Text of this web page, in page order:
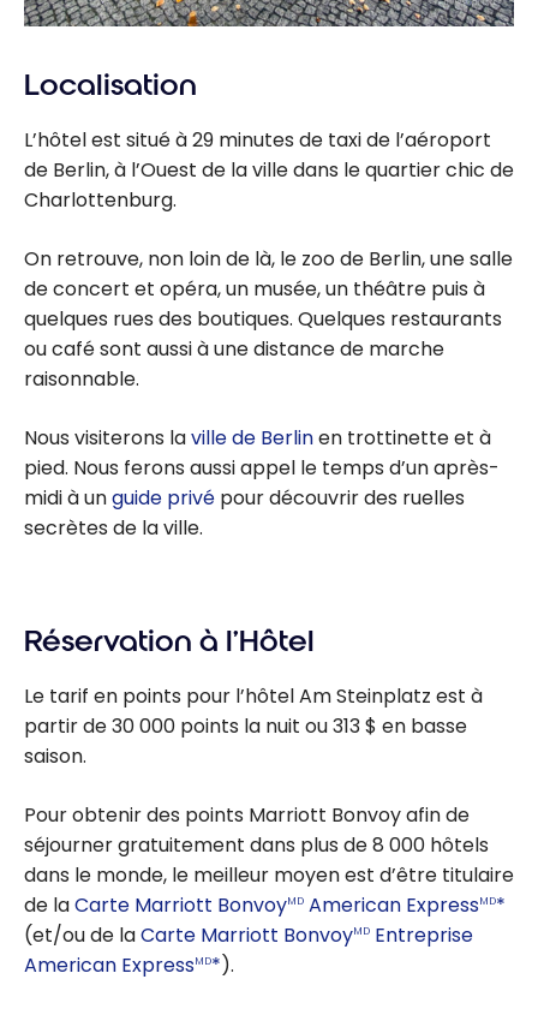
Localisation
L’hôtel est situé à 29 minutes de taxi de l’aéroport
de Berlin, à l’Ouest de la ville dans le quartier chic de
Charlottenburg.
On retrouve, non loin de là, le zoo de Berlin, une salle
de concert et opéra, un musée, un théâtre puis à
quelques rues des boutiques. Quelques restaurants
ou café sont aussi à une distance de marche
raisonnable.
Nous visiterons laville de Berlinen trottinette et à
pied. Nous ferons aussi appel le temps d’un après-
midi à unguide privé pour découvrir des ruelles
secrètes de la ville.
Réservation à l’Hôtel
Le tarif en points pour l’hôtel Am Steinplatz est à
partir de 30 000 points la nuit ou 313 $ en basse
saison.
Pour obtenir des points Marriott Bonvoy afin de
séjourner gratuitement dans plus de 8 000 hôtels
dans le monde, le meilleur moyen est d’être titulaire
de laCarte Marriott BonvoyMD American ExpressMD*
(et/ou de laCarte Marriott BonvoyMD Entreprise
American ExpressMD*).